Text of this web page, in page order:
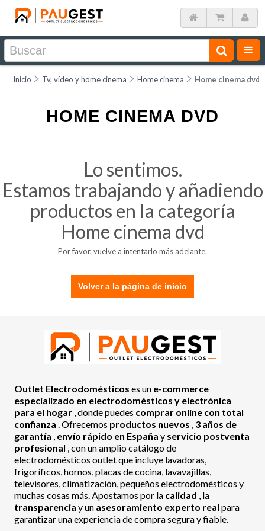
Inicio Tv, vídeo y home cinema Home cinema Home cinema dvd
HOME CINEMA DVD
Lo sentimos.
Estamos trabajando y añadiendo
productos en la categoría
Home cinema dvd
Por favor, vuelve a intentarlo más adelante.
Volver a la página de inicio
Outlet Electrodomésticos es un e-commerce
especializado en electrodomésticos y electrónica
para el hogar , donde puedes comprar online con total
confianza . Ofrecemos productos nuevos , 3 años de
garantía , envío rápido en España y servicio postventa
profesional , con un amplio catálogo de
electrodomésticos outlet que incluye lavadoras,
frigoríficos, hornos, placas de cocina, lavavajillas,
televisores, climatización, pequeños electrodomésticos y
muchas cosas más. Apostamos por la calidad , la
transparencia y un asesoramiento experto real para
garantizar una experiencia de compra segura y fiable.